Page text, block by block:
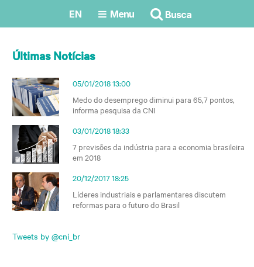
Busca
Menu
EN
Últimas Notícias
05/01/2018 13:00
Medo do desemprego diminui para 65,7 pontos,
informa pesquisa da CNI
03/01/2018 18:33
7 previsões da indústria para a economia brasileira
em 2018
20/12/2017 18:25
Líderes industriais e parlamentares discutem
reformas para o futuro do Brasil
Tweets by @cni_br